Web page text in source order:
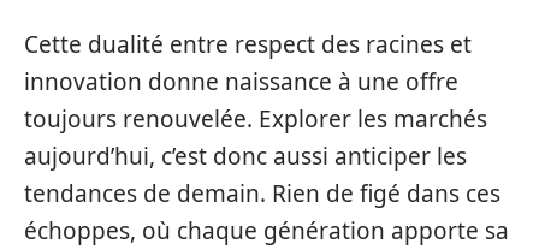
Cette dualité entre respect des racines et
innovation donne naissance à une offre
toujours renouvelée. Explorer les marchés
aujourd’hui, c’est donc aussi anticiper les
tendances de demain. Rien de figé dans ces
échoppes, où chaque génération apporte sa